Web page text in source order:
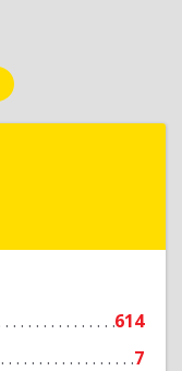
614
7
Первомайская